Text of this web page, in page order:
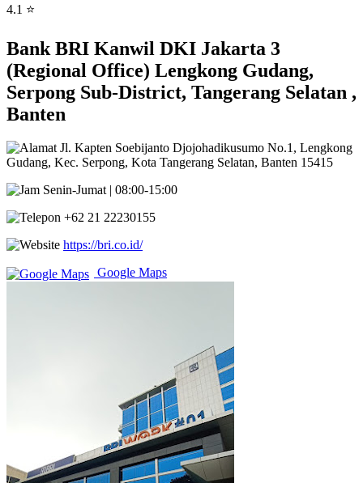
4.1 ⭐
Bank BRI Kanwil DKI Jakarta 3
(Regional Office) Lengkong Gudang,
Serpong Sub-District, Tangerang Selatan ,
Banten
Jl. Kapten Soebijanto Djojohadikusumo No.1, Lengkong
Gudang, Kec. Serpong, Kota Tangerang Selatan, Banten 15415
Senin-Jumat | 08:00-15:00
+62 21 22230155
https://bri.co.id/
Google Maps